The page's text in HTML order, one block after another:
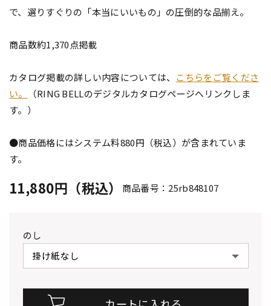
で、選りすぐりの「本当にいいもの」の圧倒的な品揃え。
商品数約1,370点掲載
カタログ掲載の詳しい内容については、 こちらをご覧くださ
い。
（RING BELLのデジタルカタログページへリンクしま
す。）
●商品価格にはシステム料880円（税込）が含まれていま
す。
11,880円（税込） 商品番号：25rb848107
のし